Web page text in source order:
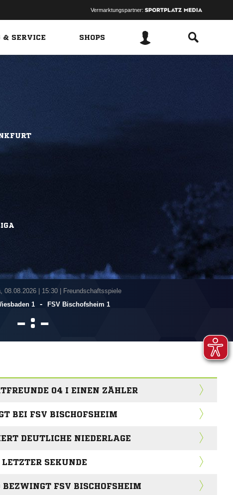
Vermarktungspartner:
& SERVICE SHOPS
08.08.2026| 15:30 | Freundschaftsspiele
1
- FSV Bischofsheim 1
 : 
04 I EINEN ZÄHLER
BEI FSV BISCHOFSHEIM
DEUTLICHE NIEDERLAGE
SEKUNDE
BEZWINGT FSV BISCHOFSHEIM